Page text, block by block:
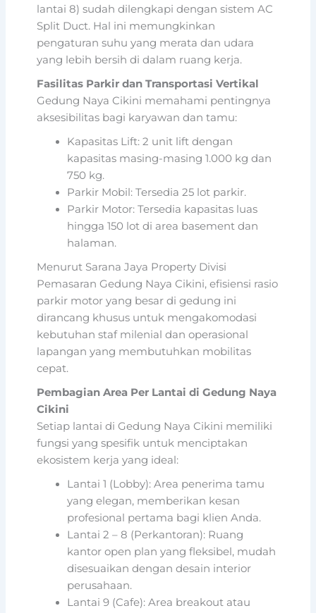
lantai 8) sudah dilengkapi dengan sistem AC
Split Duct. Hal ini memungkinkan
pengaturan suhu yang merata dan udara
yang lebih bersih di dalam ruang kerja.
Fasilitas Parkir dan Transportasi Vertikal
Gedung Naya Cikini memahami pentingnya
aksesibilitas bagi karyawan dan tamu:
Kapasitas Lift: 2 unit lift dengan
kapasitas masing-masing 1.000 kg dan
750 kg.
Parkir Mobil: Tersedia 25 lot parkir.
Parkir Motor: Tersedia kapasitas luas
hingga 150 lot di area basement dan
halaman.
Menurut Sarana Jaya Property Divisi
Pemasaran Gedung Naya Cikini, efisiensi rasio
parkir motor yang besar di gedung ini
dirancang khusus untuk mengakomodasi
kebutuhan staf milenial dan operasional
lapangan yang membutuhkan mobilitas
cepat.
Pembagian Area Per Lantai di Gedung Naya
Cikini
Setiap lantai di Gedung Naya Cikini memiliki
fungsi yang spesifik untuk menciptakan
ekosistem kerja yang ideal:
Lantai 1 (Lobby): Area penerima tamu
yang elegan, memberikan kesan
profesional pertama bagi klien Anda.
Lantai 2 – 8 (Perkantoran): Ruang
kantor open plan yang fleksibel, mudah
disesuaikan dengan desain interior
perusahaan.
Lantai 9 (Cafe): Area breakout atau